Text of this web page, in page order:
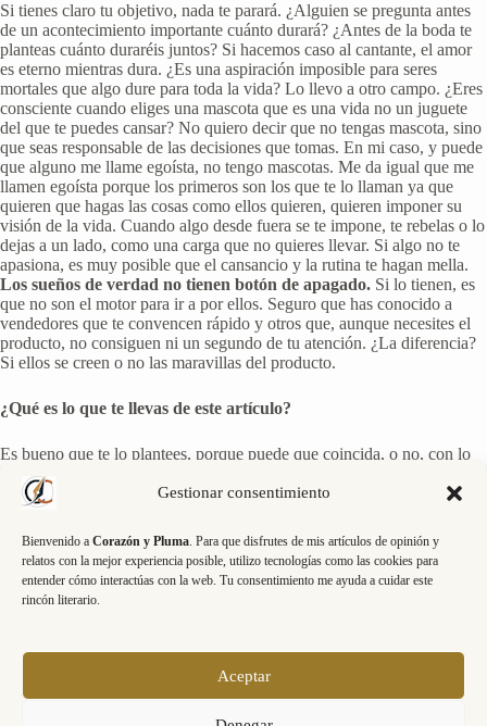
Gestionar consentimiento
Bienvenido a Corazón y Pluma. Para que disfrutes de mis artículos de opinión y
relatos con la mejor experiencia posible, utilizo tecnologías como las cookies para
entender cómo interactúas con la web. Tu consentimiento me ayuda a cuidar este
rincón literario.
Aceptar
Si tienes claro tu objetivo, nada te parará. ¿Alguien se pregunta antes
de un acontecimiento importante cuánto durará? ¿Antes de la boda te
planteas cuánto duraréis juntos? Si hacemos caso al cantante, el amor
es eterno mientras dura. ¿Es una aspiración imposible para seres
mortales que algo dure para toda la vida? Lo llevo a otro campo. ¿Eres
consciente cuando eliges una mascota que es una vida no un juguete
del que te puedes cansar? No quiero decir que no tengas mascota, sino
que seas responsable de las decisiones que tomas. En mi caso, y puede
que alguno me llame egoísta, no tengo mascotas. Me da igual que me
llamen egoísta porque los primeros son los que te lo llaman ya que
quieren que hagas las cosas como ellos quieren, quieren imponer su
visión de la vida. Cuando algo desde fuera se te impone, te rebelas o lo
dejas a un lado, como una carga que no quieres llevar. Si algo no te
apasiona, es muy posible que el cansancio y la rutina te hagan mella.
Los sueños de verdad no tienen botón de apagado. Si lo tienen, es
que no son el motor para ir a por ellos. Seguro que has conocido a
vendedores que te convencen rápido y otros que, aunque necesites el
producto, no consiguen ni un segundo de tu atención. ¿La diferencia?
Si ellos se creen o no las maravillas del producto.
¿Qué es lo que te llevas de este artículo?
Es bueno que te lo plantees, porque puede que coincida, o no, con lo
que yo quería aportarte, inspirarte. En mi caso es habitual que tras la
lectura de un libro, de una película, le dedique unas líneas a
reflexionar, a quedarme con lo que más me ha tocado, llamado la
atención o me ha chirriado. Mis libretas están llenas de esos resúmenes,
lo que algunos llaman testimonio tras una experiencia potente, que me
ayudarán a entretejer ideas que pueden ser argumentos de otros textos
o facilitar aprendizajes vitales. Para mi pueden ser ideas, conceptos,
importantes y quizá por eso lo marco con negrita o lo subrayo, para ti
libertad para ello. Aprovéchalo.
¿Te resuena? Ya sabes que si te atreves, te leo. Que pases una gran